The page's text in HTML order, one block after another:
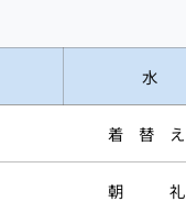
水
着 替 え
朝 礼